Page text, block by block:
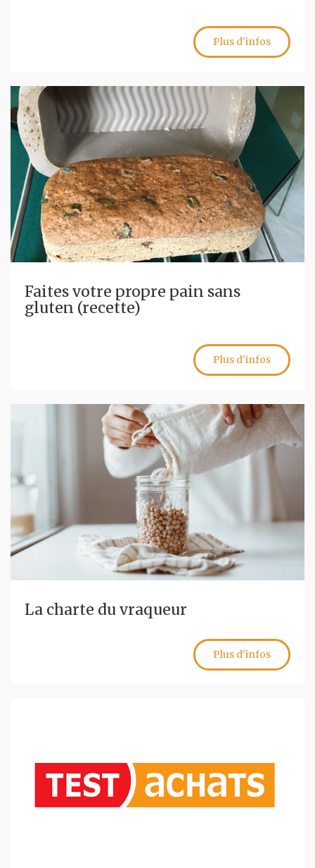
Plus d'infos
Faites votre propre pain sans
gluten (recette)
Plus d'infos
La charte du vraqueur
Plus d'infos